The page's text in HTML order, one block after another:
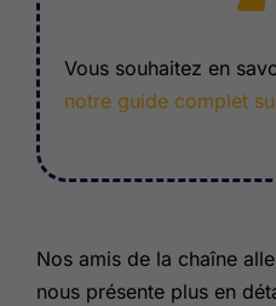
Vous souhaitez en
notre guide complet
Nos amis de la chaîne
nous présente plus en